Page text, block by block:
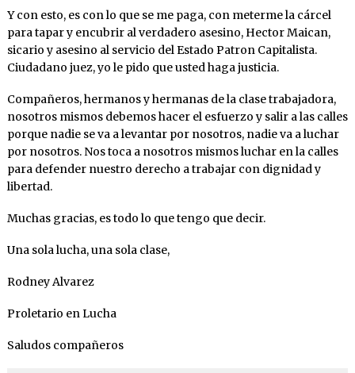
Y con esto, es con lo que se me paga, con meterme la cárcel
para tapar y encubrir al verdadero asesino, Hector Maican,
sicario y asesino al servicio del Estado Patron Capitalista.
Ciudadano juez, yo le pido que usted haga justicia.
Compañeros, hermanos y hermanas de la clase trabajadora,
nosotros mismos debemos hacer el esfuerzo y salir a las calles
porque nadie se va a levantar por nosotros, nadie va a luchar
por nosotros. Nos toca a nosotros mismos luchar en la calles
para defender nuestro derecho a trabajar con dignidad y
libertad.
Muchas gracias, es todo lo que tengo que decir.
Una sola lucha, una sola clase,
Rodney Alvarez
Proletario en Lucha
Saludos compañeros